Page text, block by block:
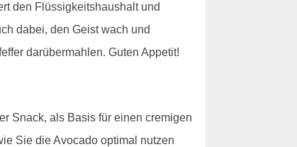
den Flüssigkeitshaushalt und
dabei, den Geist wach und
darübermahlen. Guten Appetit!
Snack, als Basis für einen cremigen
Sie die Avocado optimal nutzen